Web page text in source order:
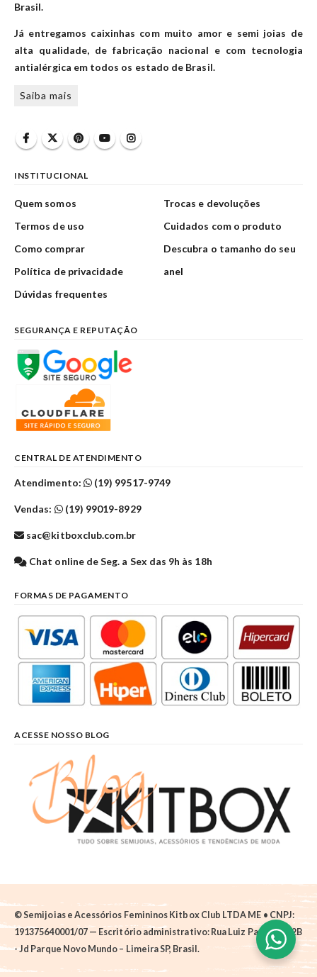
Brasil.
Já entregamos caixinhas com muito amor e semi joias de
alta qualidade, de fabricação nacional e com tecnologia
antialérgica em todos os estado de Brasil.
Saiba mais
INSTITUCIONAL
Quem somos
Termos de uso
Como comprar
Política de privacidade
Dúvidas frequentes
Trocas e devoluções
Cuidados com o produto
Descubra o tamanho do seu
anel
SEGURANÇA E REPUTAÇÃO
CENTRAL DE ATENDIMENTO
Atendimento: (19) 99517-9749
Vendas: (19) 99019-8929
sac@kitboxclub.com.br
Chat online de Seg. a Sex das 9h às 18h
FORMAS DE PAGAMENTO
ACESSE NOSSO BLOG
© Semijoias e Acessórios Femininos Kitbox Club LTDA ME • CNPJ:
191375640001/07 — Escritório administrativo: Rua Luiz Pantano, 62B
- Jd Parque Novo Mundo – Limeira SP, Brasil.